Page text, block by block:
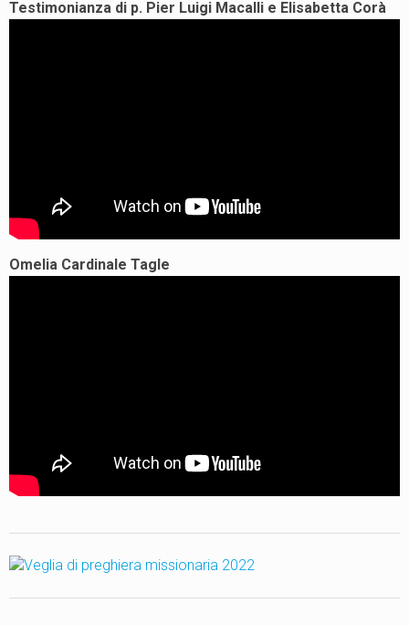
Testimonianza di p. Pier Luigi Macalli e Elisabetta Corà
Omelia Cardinale Tagle